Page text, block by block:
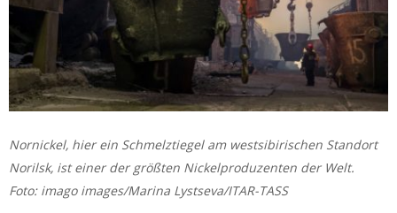
Nornickel, hier ein Schmelztiegel am westsibirischen Standort
Norilsk, ist einer der größten Nickelproduzenten der Welt.
Foto: imago images/Marina Lystseva/ITAR-TASS